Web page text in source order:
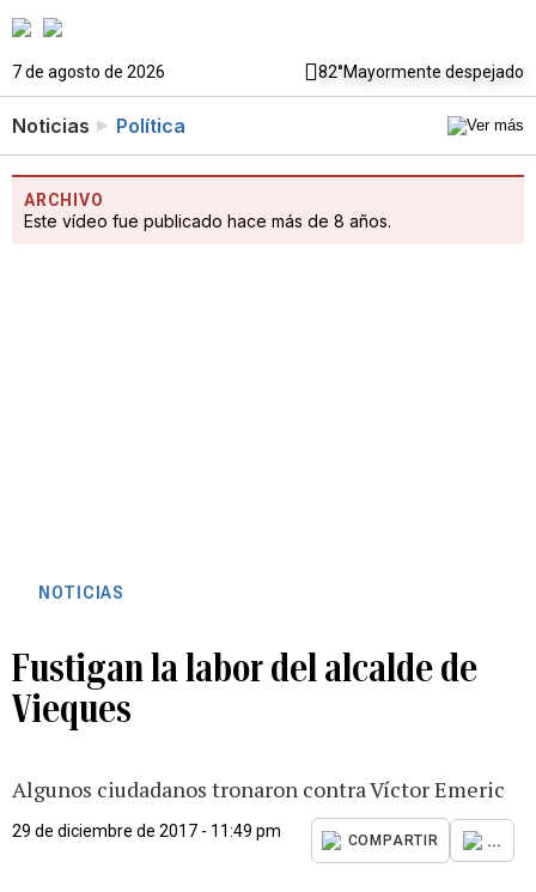
7 de agosto de 2026 82°Mayormente despejado
Noticias Política
ARCHIVO
Este vídeo fue publicado hace más de 8 años.
NOTICIAS
Fustigan la labor del alcalde de
Vieques
Algunos ciudadanos tronaron contra Víctor Emeric
29 de diciembre de 2017 - 11:49 pm
COMPARTIR ...